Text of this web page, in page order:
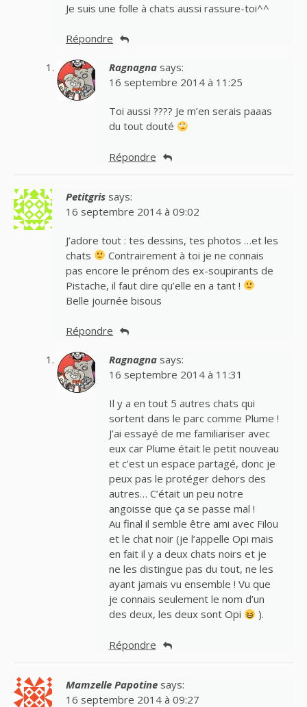
Je suis une folle à chats aussi rassure-toi^^
Répondre
Ragnagna says:
16 septembre 2014 à 11:25
Toi aussi ???? Je m’en serais paaas
du tout douté
Répondre
Petitgris says:
16 septembre 2014 à 09:02
J’adore tout : tes dessins, tes photos …et les
chats
Contrairement à toi je ne connais
pas encore le prénom des ex-soupirants de
Pistache, il faut dire qu’elle en a tant !
Belle journée bisous
Répondre
Ragnagna says:
16 septembre 2014 à 11:31
Il y a en tout 5 autres chats qui
sortent dans le parc comme Plume !
J’ai essayé de me familiariser avec
eux car Plume était le petit nouveau
et c’est un espace partagé, donc je
peux pas le protéger dehors des
autres… C’était un peu notre
angoisse que ça se passe mal !
Au final il semble être ami avec Filou
et le chat noir (je l’appelle Opi mais
en fait il y a deux chats noirs et je
ne les distingue pas du tout, ne les
ayant jamais vu ensemble ! Vu que
je connais seulement le nom d’un
des deux, les deux sont Opi
).
Répondre
Mamzelle Papotine says:
16 septembre 2014 à 09:27